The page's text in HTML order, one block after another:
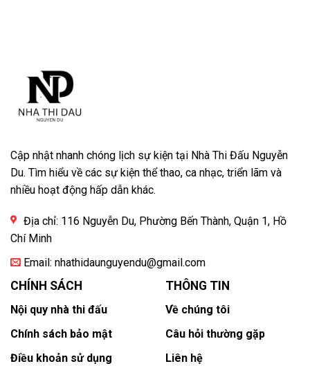
Cập nhật nhanh chóng lịch sự kiện tại Nhà Thi Đấu Nguyễn
Du. Tìm hiểu về các sự kiện thể thao, ca nhạc, triển lãm và
nhiều hoạt động hấp dẫn khác.
Địa chỉ: 116 Nguyễn Du, Phường Bến Thành, Quận 1, Hồ
Chí Minh
Email: nhathidaunguyendu@gmail.com
CHÍNH SÁCH
Nội quy nhà thi đấu
Chính sách bảo mật
Điều khoản sử dụng
THÔNG TIN
Về chúng tôi
Câu hỏi thường gặp
Liên hệ